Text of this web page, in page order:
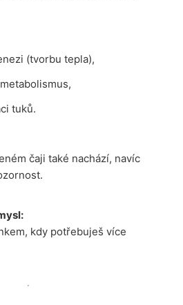
(tvorbu tepla),
tuků.
čaji také nachází, navíc
kdy potřebuješ více